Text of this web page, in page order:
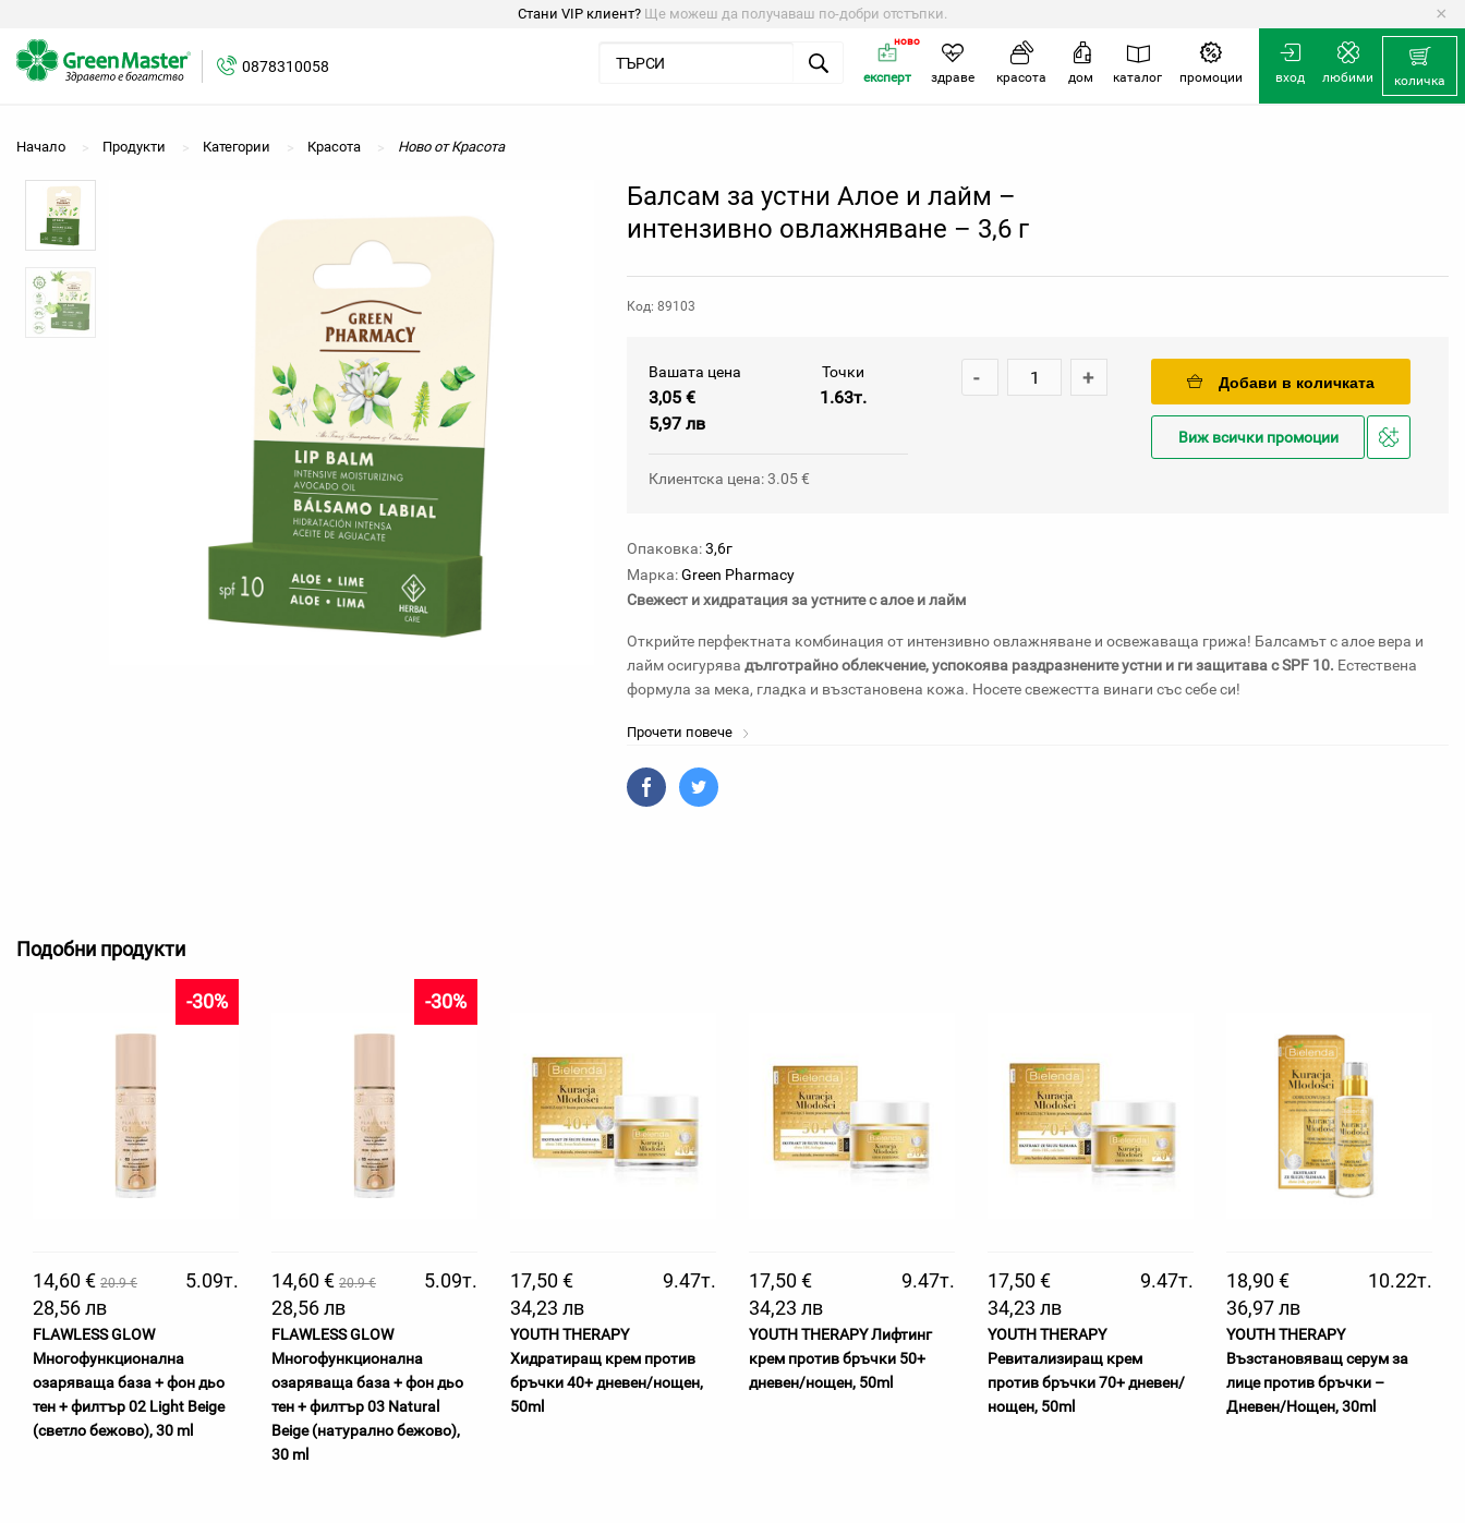
Стани VIP клиент? Ще можеш да получаваш по-добри отстъпки. ×
0878310058
вход любими количка
експерт
ново
здраве красота дом каталог промоции
Начало Продукти Категории Красота Ново от Красота
Балсам за устни Алое и лайм –
интензивно овлажняване – 3,6 г
Код: 89103
Вашата цена
3,05 €
5,97 лв
Точки
1.63т.
Клиентска цена: 3.05 €
- + Добави в количката
Виж всички промоции
Добави
Опаковка:3,6г
Марка:Green Pharmacy
Свежест и хидратация за устните с алое и лайм
Открийте перфектната комбинация от интензивно овлажняване и освежаваща грижа! Балсамът с алое вера и
лайм осигурява дълготрайно облекчение, успокоява раздразнените устни и ги защитава с SPF 10. Естествена
формула за мека, гладка и възстановена кожа. Носете свежестта винаги със себе си!
Прочети повече
Подобни продукти
14,60 € 20.9 €
-30%
5.09т.
28,56 лв
FLAWLESS GLOW
Многофункционална
озаряваща база + фон дьо
тен + филтър 02 Light Beige
(светло бежово), 30 ml
14,60 € 20.9 €
-30%
5.09т.
28,56 лв
FLAWLESS GLOW
Многофункционална
озаряваща база + фон дьо
тен + филтър 03 Natural
Beige (натурално бежово),
30 ml
17,50 €
9.47т.
34,23 лв
YOUTH THERAPY
Хидратиращ крем против
бръчки 40+ дневен/нощен,
50ml
17,50 €
9.47т.
34,23 лв
YOUTH THERAPY Лифтинг
крем против бръчки 50+
дневен/нощен, 50ml
17,50 €
9.47т.
34,23 лв
YOUTH THERAPY
Ревитализиращ крем
против бръчки 70+ дневен/
нощен, 50ml
18,90 €
10.22т.
36,97 лв
YOUTH THERAPY
Възстановяващ серум за
лице против бръчки –
Дневен/Нощен, 30ml